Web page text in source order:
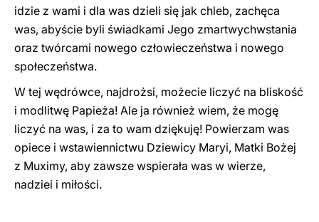
idzie z wami i dla was dzieli się jak chleb, zachęca
was, abyście byli świadkami Jego zmartwychwstania
oraz twórcami nowego człowieczeństwa i nowego
społeczeństwa.
W tej wędrówce, najdrożsi, możecie liczyć na bliskość
i modlitwę Papieża! Ale ja również wiem, że mogę
liczyć na was, i za to wam dziękuję! Powierzam was
opiece i wstawiennictwu Dziewicy Maryi, Matki Bożej
z Muximy, aby zawsze wspierała was w wierze,
nadziei i miłości.